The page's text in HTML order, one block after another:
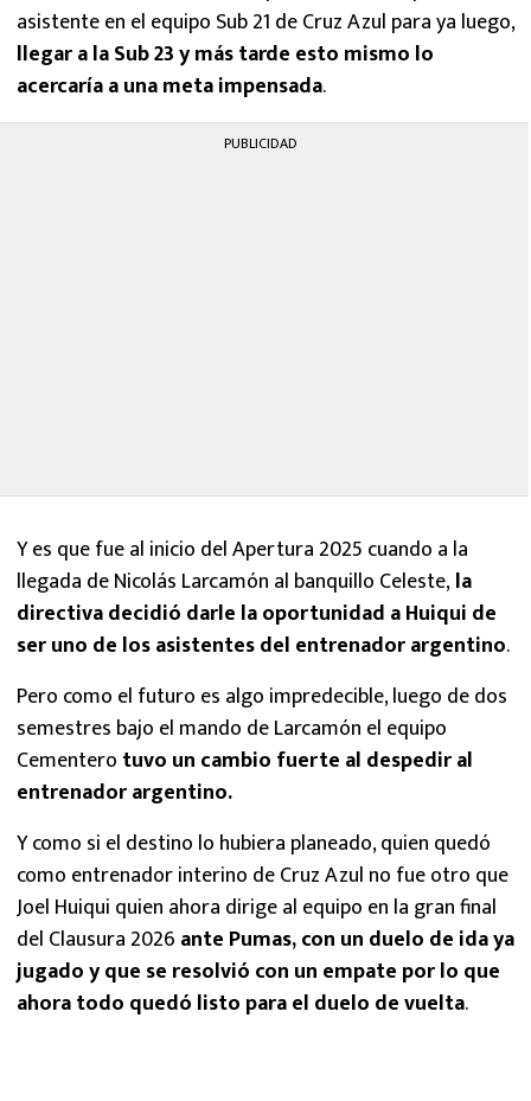
asistente en el equipo Sub 21 de Cruz Azul para ya luego,
llegar a la Sub 23 y más tarde esto mismo lo
acercaría a una meta impensada.
PUBLICIDAD
Y es que fue al inicio del Apertura 2025 cuando a la
llegada de Nicolás Larcamón al banquillo Celeste,la
directiva decidió darle la oportunidad a Huiqui de
ser uno de los asistentes del entrenador argentino.
Pero como el futuro es algo impredecible, luego de dos
semestres bajo el mando de Larcamón el equipo
Cementero tuvo un cambio fuerte al despedir al
entrenador argentino.
Y como si el destino lo hubiera planeado, quien quedó
como entrenador interino de Cruz Azul no fue otro que
Joel Huiqui quien ahora dirige al equipo en la gran final
del Clausura 2026 ante Pumas, con un duelo de ida ya
jugado y que se resolvió con un empate por lo que
ahora todo quedó listo para el duelo de vuelta.